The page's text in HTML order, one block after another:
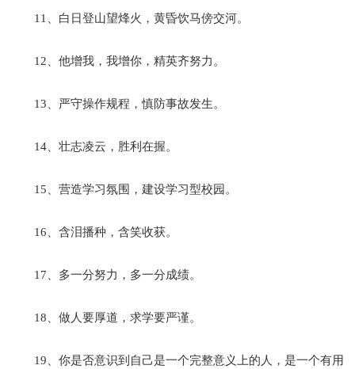
11、白日登山望烽火，黄昏饮马傍交河。
12、他增我，我增你，精英齐努力。
13、严守操作规程，慎防事故发生。
14、壮志凌云，胜利在握。
15、营造学习氛围，建设学习型校园。
16、含泪播种，含笑收获。
17、多一分努力，多一分成绩。
18、做人要厚道，求学要严谨。
19、你是否意识到自己是一个完整意义上的人，是一个有用